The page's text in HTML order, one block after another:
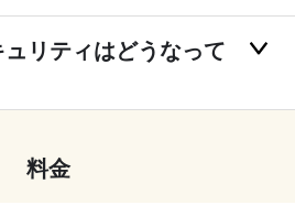
リティはどうなって
料金